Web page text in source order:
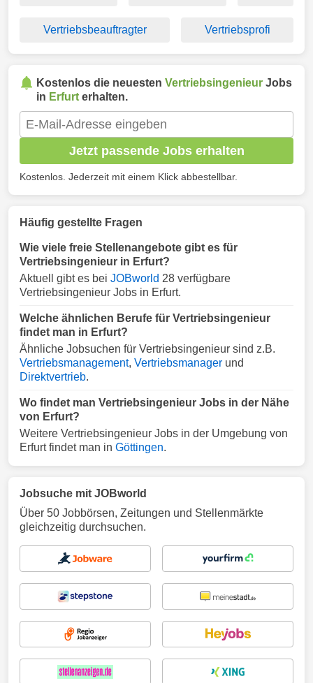
Vertriebsbeauftragter Vertriebsprofi
Kostenlos die neuesten Vertriebsingenieur Jobs
in Erfurt erhalten.
Jetzt passende Jobs erhalten
Kostenlos. Jederzeit mit einem Klick abbestellbar.
Häufig gestellte Fragen
Wie viele freie Stellenangebote gibt es für
Vertriebsingenieur in Erfurt?
Aktuell gibt es bei JOBworld 28 verfügbare
Vertriebsingenieur Jobs in Erfurt.
Welche ähnlichen Berufe für Vertriebsingenieur
findet man in Erfurt?
Ähnliche Jobsuchen für Vertriebsingenieur sind z.B.
Vertriebsmanagement, Vertriebsmanager und
Direktvertrieb.
Wo findet man Vertriebsingenieur Jobs in der Nähe
von Erfurt?
Weitere Vertriebsingenieur Jobs in der Umgebung von
Erfurt findet man in Göttingen.
Jobsuche mit JOBworld
Über 50 Jobbörsen, Zeitungen und Stellenmärkte
gleichzeitig durchsuchen.